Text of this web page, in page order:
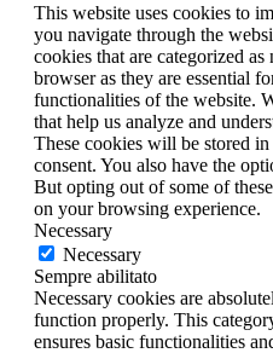
This website uses cookies to
you navigate through the
cookies that are categorized
browser as they are essential
functionalities of the website.
that help us analyze and
These cookies will be stored
consent. You also have the
But opting out of some of
on your browsing experience.
Necessary
Necessary
Sempre abilitato
Necessary cookies are
function properly. This
ensures basic functionalities